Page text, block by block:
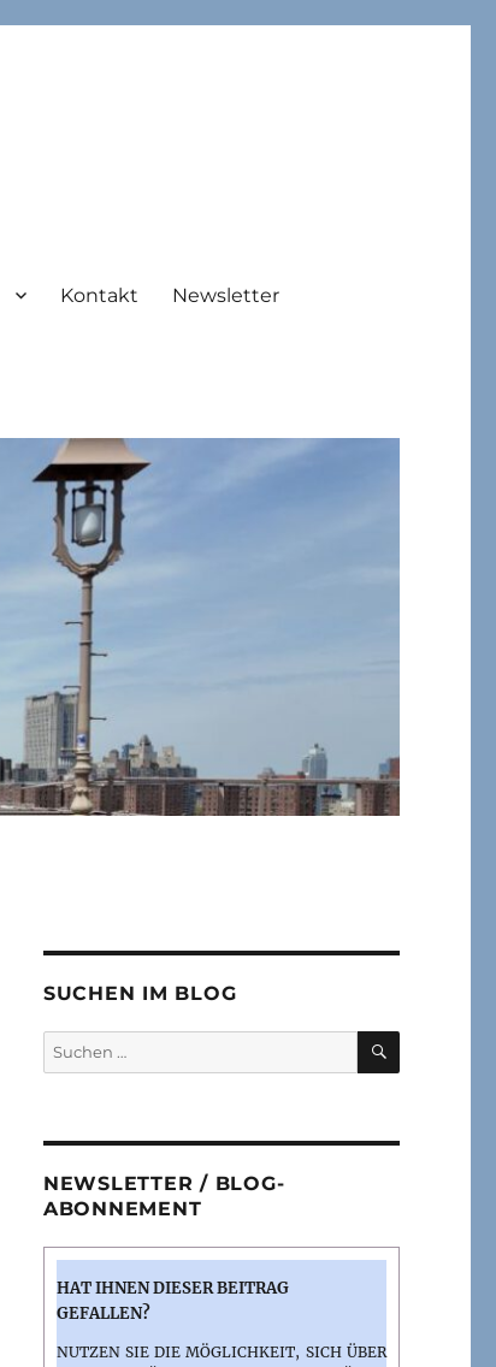
Kontakt Newsletter
SUCHEN IM BLOG
Suchen
nach:
SUCHEN
NEWSLETTER / BLOG-
ABONNEMENT
HAT IHNEN DIESER BEITRAG
GEFALLEN?
NUTZEN SIE DIE MÖGLICHKEIT, SICH ÜBER